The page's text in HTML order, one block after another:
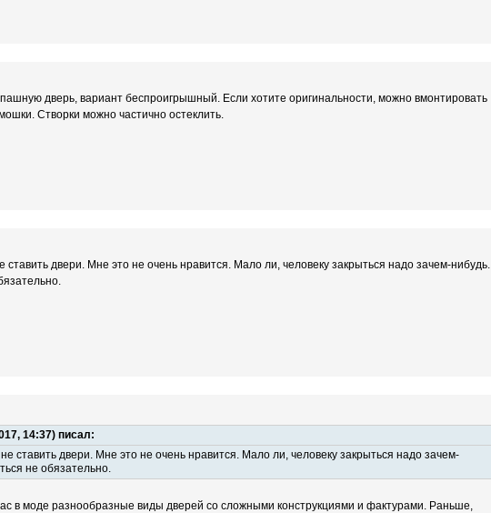
дверь, вариант беспроигрышный. Если хотите оригинальности, можно вмонтировать
Створки можно частично остеклить.
двери. Мне это не очень нравится. Мало ли, человеку закрыться надо зачем-нибудь.
14:37) писал:
ставить двери. Мне это не очень нравится. Мало ли, человеку закрыться надо зачем-
не обязательно.
в моде разнообразные виды дверей со сложными конструкциями и фактурами. Раньше,